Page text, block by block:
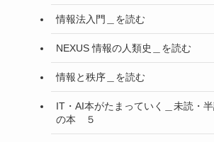
情報法入門＿を読む
NEXUS 情報の人類史＿を読む
情報と秩序＿を読む
IT・AI本がたまっていく＿未読・
の本 ５